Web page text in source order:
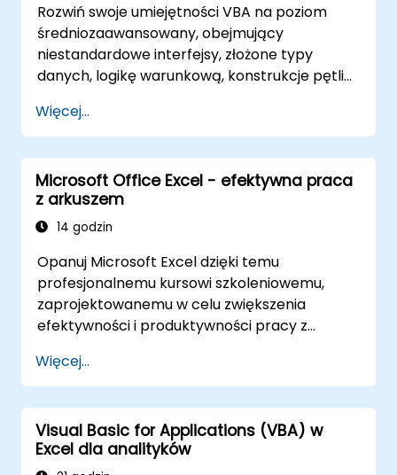
Rozwiń swoje umiejętności VBA na poziom
średniozaawansowany, obejmujący
niestandardowe interfejsy, złożone typy
danych, logikę warunkową, konstrukcje pętli
praktyczny kurs VBA w Excelu uczy solidnej
obsługi błędów, optymalizacji wydajności,
tworzenia formularzy VBA UserForms oraz
automatyzacji przepływu pracy poprzez
ćwiczenia oparte na rzeczywistych
scenariuszach — przechodząc od
rozwiązań automatyzacyjnych dla analityków
danych, specjalistów raportowania oraz
użytkowników biznesowych poszukujących
zaawansowanych możliwości arkuszy
kalkulacyjnych.
Więcej...
Microsoft Office Excel - efektywna praca
z arkuszem
14 godzin
Opanuj Microsoft Excel dzięki temu
profesjonalnemu kursowi szkoleniowemu,
zaprojektowanemu w celu zwiększenia
efektywności i produktywności pracy z
niezbędnych umiejętności, w tym edycji
arkuszy, zarządzania skoroszytami, tworzenia
złożonych formuł za pomocą potężnych
funkcji, formatowania komórek, tworzenia
profesjonalnych wykresów i diagramów,
Więcej...
Visual Basic for Applications (VBA) w
Excel dla analityków